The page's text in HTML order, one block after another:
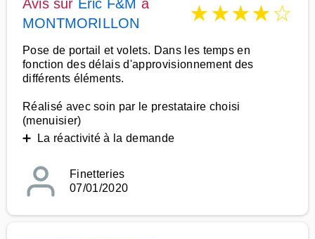
Avis sur Eric F&M à
MONTMORILLON
★★★★☆
Pose de portail et volets. Dans les temps en
fonction des délais d'approvisionnement des
différents éléments.
Réalisé avec soin par le prestataire choisi
(menuisier)
➕ La réactivité à la demande
Finetteries
07/01/2020